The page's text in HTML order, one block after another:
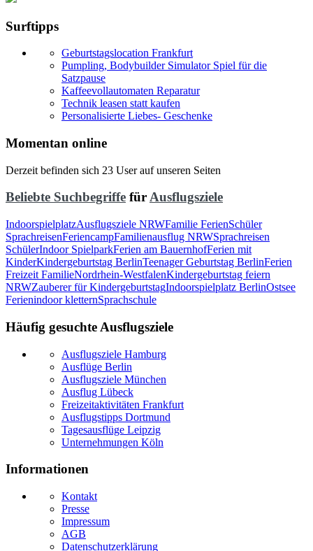
Surftipps
Geburtstagslocation Frankfurt
Pumpling, Bodybuilder Simulator Spiel für die
Satzpause
Kaffeevollautomaten Reparatur
Technik leasen statt kaufen
Personalisierte Liebes- Geschenke
Momentan online
Derzeit befinden sich 23 User auf unseren Seiten
Beliebte Suchbegriffe fürAusflugsziele
IndoorspielplatzAusflugsziele NRWFamilie FerienSchüler
SprachreisenFeriencampFamilienausflug NRWSprachreisen
SchülerIndoor SpielparkFerien am BauernhofFerien mit
KinderKindergeburtstag BerlinTeenager Geburtstag BerlinFerien
Freizeit FamilieNordrhein-WestfalenKindergeburtstag feiern
NRWZauberer für KindergeburtstagIndoorspielplatz BerlinOstsee
Ferienindoor kletternSprachschule
Häufig gesuchte Ausflugsziele
Ausflugsziele Hamburg
Ausflüge Berlin
Ausflugsziele München
Ausflug Lübeck
Freizeitaktivitäten Frankfurt
Ausflugstipps Dortmund
Tagesausflüge Leipzig
Unternehmungen Köln
Informationen
Kontakt
Presse
Impressum
AGB
Datenschutzerklärung